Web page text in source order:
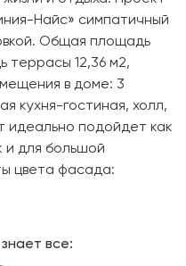
Найс» симпатичный
Общая площадь
террасы 12,36 м2,
в доме: 3
кухня-гостиная, холл,
идеально подойдет как
и для большой
цвета фасада:
все: